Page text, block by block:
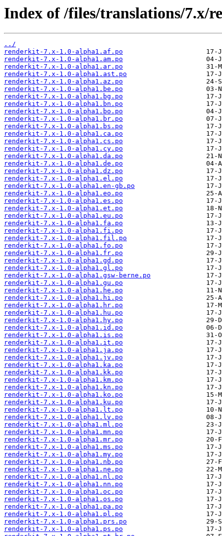
Index of /files/translations/7.x/
../
renderkit-7.x-1.0-alpha1.af.po
renderkit-7.x-1.0-alpha1.am.po
renderkit-7.x-1.0-alpha1.ar.po
renderkit-7.x-1.0-alpha1.ast.po
renderkit-7.x-1.0-alpha1.az.po
renderkit-7.x-1.0-alpha1.be.po
renderkit-7.x-1.0-alpha1.bg.po
renderkit-7.x-1.0-alpha1.bn.po
renderkit-7.x-1.0-alpha1.bo.po
renderkit-7.x-1.0-alpha1.br.po
renderkit-7.x-1.0-alpha1.bs.po
renderkit-7.x-1.0-alpha1.ca.po
renderkit-7.x-1.0-alpha1.cs.po
renderkit-7.x-1.0-alpha1.cy.po
renderkit-7.x-1.0-alpha1.da.po
renderkit-7.x-1.0-alpha1.de.po
renderkit-7.x-1.0-alpha1.dz.po
renderkit-7.x-1.0-alpha1.el.po
renderkit-7.x-1.0-alpha1.en-gb.po
renderkit-7.x-1.0-alpha1.eo.po
renderkit-7.x-1.0-alpha1.es.po
renderkit-7.x-1.0-alpha1.et.po
renderkit-7.x-1.0-alpha1.eu.po
renderkit-7.x-1.0-alpha1.fa.po
renderkit-7.x-1.0-alpha1.fi.po
renderkit-7.x-1.0-alpha1.fil.po
renderkit-7.x-1.0-alpha1.fo.po
renderkit-7.x-1.0-alpha1.fr.po
renderkit-7.x-1.0-alpha1.gd.po
renderkit-7.x-1.0-alpha1.gl.po
renderkit-7.x-1.0-alpha1.gsw-berne.po
renderkit-7.x-1.0-alpha1.gu.po
renderkit-7.x-1.0-alpha1.he.po
renderkit-7.x-1.0-alpha1.hi.po
renderkit-7.x-1.0-alpha1.hr.po
renderkit-7.x-1.0-alpha1.hu.po
renderkit-7.x-1.0-alpha1.hy.po
renderkit-7.x-1.0-alpha1.id.po
renderkit-7.x-1.0-alpha1.is.po
renderkit-7.x-1.0-alpha1.it.po
renderkit-7.x-1.0-alpha1.ja.po
renderkit-7.x-1.0-alpha1.jv.po
renderkit-7.x-1.0-alpha1.ka.po
renderkit-7.x-1.0-alpha1.kk.po
renderkit-7.x-1.0-alpha1.km.po
renderkit-7.x-1.0-alpha1.kn.po
renderkit-7.x-1.0-alpha1.ko.po
renderkit-7.x-1.0-alpha1.ku.po
renderkit-7.x-1.0-alpha1.lt.po
renderkit-7.x-1.0-alpha1.lv.po
renderkit-7.x-1.0-alpha1.ml.po
renderkit-7.x-1.0-alpha1.mn.po
renderkit-7.x-1.0-alpha1.mr.po
renderkit-7.x-1.0-alpha1.ms.po
renderkit-7.x-1.0-alpha1.my.po
renderkit-7.x-1.0-alpha1.nb.po
renderkit-7.x-1.0-alpha1.ne.po
renderkit-7.x-1.0-alpha1.nl.po
renderkit-7.x-1.0-alpha1.nn.po
renderkit-7.x-1.0-alpha1.oc.po
renderkit-7.x-1.0-alpha1.os.po
renderkit-7.x-1.0-alpha1.pa.po
renderkit-7.x-1.0-alpha1.pl.po
renderkit-7.x-1.0-alpha1.prs.po
renderkit-7.x-1.0-alpha1.ps.po